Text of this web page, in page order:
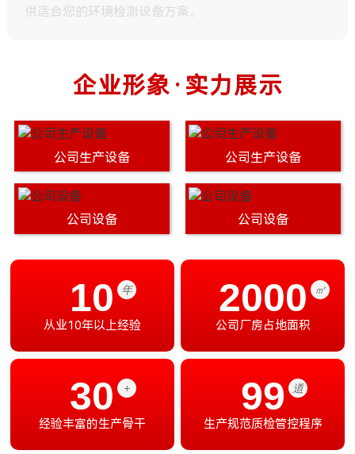
供适合您的环境检测设备方案。
企业形象·实力展示
公司生产设备 公司生产设备
公司设备 公司设备
10 年
从业10年以上经验
2000 ㎡
公司厂房占地面积
30 +
经验丰富的生产骨干
99 道
生产规范质检管控程序